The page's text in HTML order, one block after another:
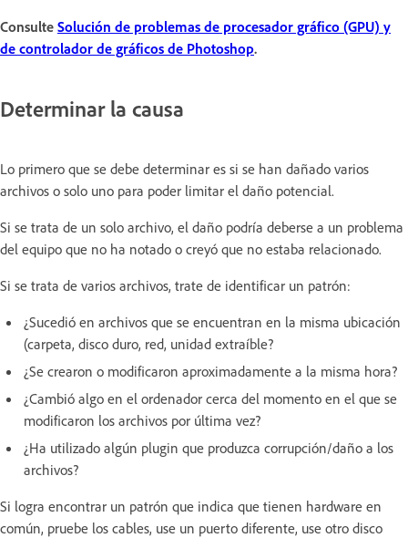
Consulte Solución de problemas de procesador gráfico (GPU) y
de controlador de gráficos de Photoshop.
Determinar la causa
Lo primero que se debe determinar es si se han dañado varios
archivos o solo uno para poder limitar el daño potencial.
Si se trata de un solo archivo, el daño podría deberse a un problema
del equipo que no ha notado o creyó que no estaba relacionado.
Si se trata de varios archivos, trate de identificar un patrón:
¿Sucedió en archivos que se encuentran en la misma ubicación
(carpeta, disco duro, red, unidad extraíble?
¿Se crearon o modificaron aproximadamente a la misma hora?
¿Cambió algo en el ordenador cerca del momento en el que se
modificaron los archivos por última vez?
¿Ha utilizado algún plugin que produzca corrupción/daño a los
archivos?
Si logra encontrar un patrón que indica que tienen hardware en
común, pruebe los cables, use un puerto diferente, use otro disco